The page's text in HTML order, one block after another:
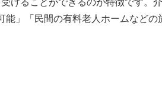
けることができるのが特徴です
」「民間の有料老人ホームなど